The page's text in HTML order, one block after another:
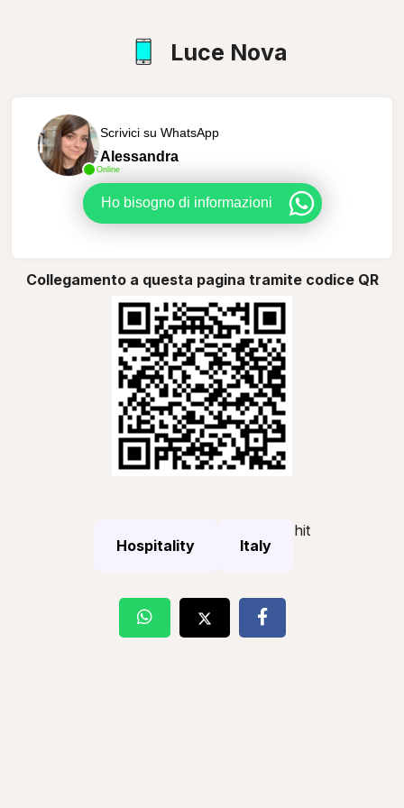
Luce Nova
Online
Scrivici su WhatsApp
Alessandra
Ho bisogno di informazioni
Collegamento a questa pagina tramite codice QR
Hospitality Italy
hit